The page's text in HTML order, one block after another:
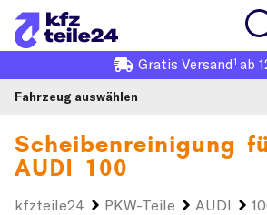
Gratis Versand1 ab
Fahrzeug auswählen
Scheibenreinigung
AUDI 100
kfzteile24 PKW-Teile AUDI